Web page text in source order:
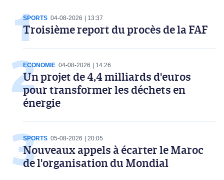
SPORTS 04-08-2026 13:37
Troisième report du procès de la FAF
ECONOMIE 04-08-2026 14:26
Un projet de 4,4 milliards d'euros
pour transformer les déchets en
énergie
SPORTS 05-08-2026 20:05
Nouveaux appels à écarter le Maroc
de l'organisation du Mondial